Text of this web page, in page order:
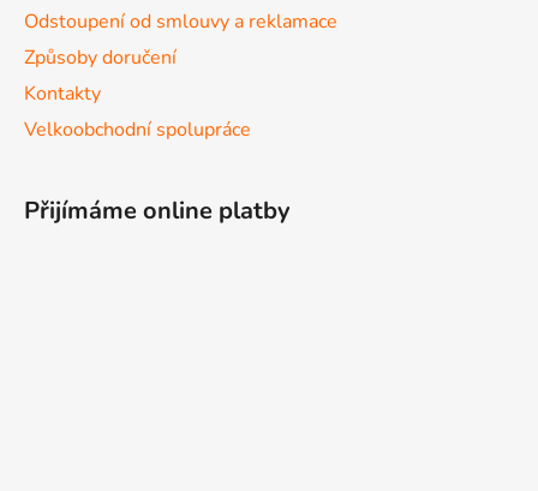
Odstoupení od smlouvy a reklamace
Způsoby doručení
Kontakty
Velkoobchodní spolupráce
Přijímáme online platby